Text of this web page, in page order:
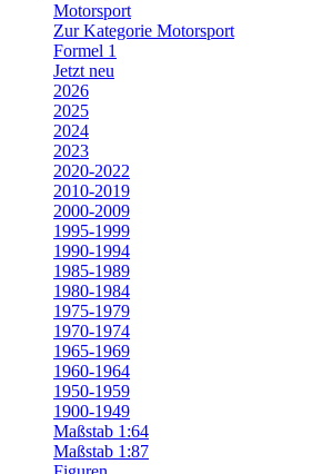
Motorsport
Zur Kategorie Motorsport
Formel 1
Jetzt neu
2026
2025
2024
2023
2020-2022
2010-2019
2000-2009
1995-1999
1990-1994
1985-1989
1980-1984
1975-1979
1970-1974
1965-1969
1960-1964
1950-1959
1900-1949
Maßstab 1:64
Maßstab 1:87